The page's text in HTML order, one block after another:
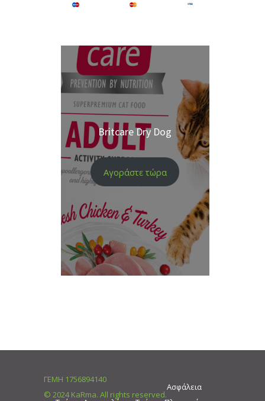
Britcare Dry Dog
Αγοράστε τώρα
ΓΕΜΗ 1756894140
© 2024 KaRma. All rights reserved.
Ασφάλεια